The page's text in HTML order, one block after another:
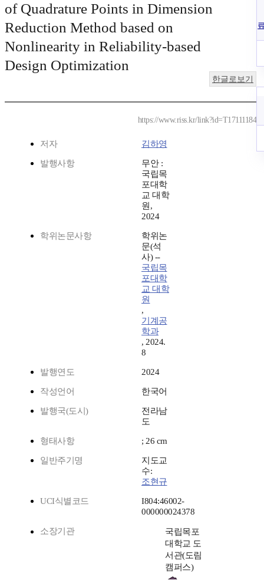
of Quadrature Points in Dimension
Reduction Method based on
Nonlinearity in Reliability-based
Design Optimization
한글로보기
https://www.riss.kr/link?id=T17111184
저자 김하영
발행사항
무안 :
국립목
포대학
교 대학
원,
2024
학위논문사항
학위논
문(석
사) --
국립목
포대학
교 대학
원
,
기계공
학과
, 2024.
8
발행연도 2024
작성언어 한국어
발행국(도시)
전라남
도
형태사항 ; 26 cm
일반주기명
지도교
수:
조현규
UCI식별코드
I804:46002-
000000024378
소장기관
국립목포
대학교 도
서관(도림
캠퍼스)